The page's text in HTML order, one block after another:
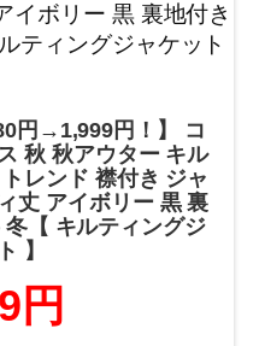
円→1,999円！】 コ
秋 秋アウター キル
レンド 襟付き ジャ
丈 アイボリー 黒 裏
【 キルティングジ
】
円